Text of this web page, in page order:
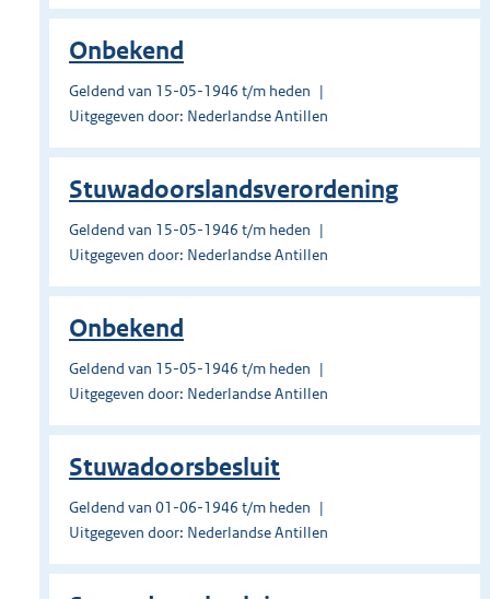
Onbekend
Geldend van 15-05-1946 t/m heden
Uitgegeven door: Nederlandse Antillen
Stuwadoorslandsverordening
Geldend van 15-05-1946 t/m heden
Uitgegeven door: Nederlandse Antillen
Onbekend
Geldend van 15-05-1946 t/m heden
Uitgegeven door: Nederlandse Antillen
Stuwadoorsbesluit
Geldend van 01-06-1946 t/m heden
Uitgegeven door: Nederlandse Antillen